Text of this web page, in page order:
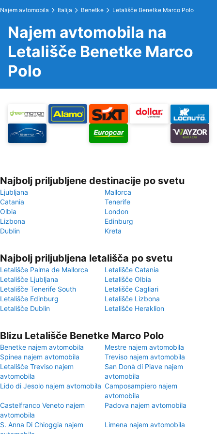
Najem avtomobila Italija Benetke Letališče Benetke Marco Polo
Najem avtomobila na
Letališče Benetke Marco
Polo
Najbolj priljubljene destinacije po svetu
Ljubljana
Mallorca
Catania
Tenerife
Olbia
London
Lizbona
Edinburg
Dublin
Kreta
Najbolj priljubljena letališča po svetu
Letališče Palma de Mallorca
Letališče Catania
Letališče Ljubljana
Letališče Olbia
Letališče Tenerife South
Letališče Cagliari
Letališče Edinburg
Letališče Lizbona
Letališče Dublin
Letališče Heraklion
Blizu Letališče Benetke Marco Polo
Benetke najem avtomobila
Mestre najem avtomobila
Spinea najem avtomobila
Treviso najem avtomobila
Letališče Treviso najem
avtomobila
San Donà di Piave najem
avtomobila
Lido di Jesolo najem avtomobila Camposampiero najem
avtomobila
Castelfranco Veneto najem
avtomobila
Padova najem avtomobila
S. Anna Di Chioggia najem
Limena najem avtomobila